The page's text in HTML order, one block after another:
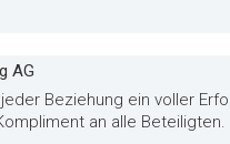
AG
Beziehung ein voller
an alle Beteiligten.